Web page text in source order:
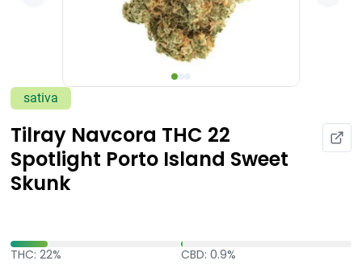
sativa
Tilray Navcora THC 22
Spotlight Porto Island Sweet
Skunk
THC: 22% CBD: 0.9%